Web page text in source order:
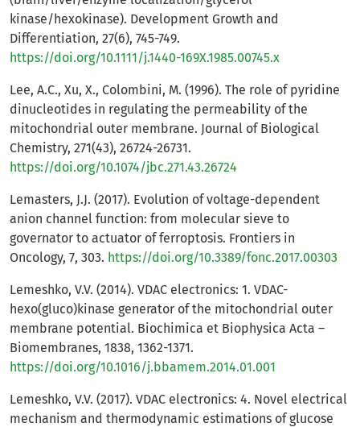
kinase/hexokinase). Development Growth and
Differentiation, 27(6), 745-749.
https://doi.org/10.1111/j.1440-169X.1985.00745.x
Lee, A.C., Xu, X., Colombini, M. (1996). The role of pyridine
dinucleotides in regulating the permeability of the
mitochondrial outer membrane. Journal of Biological
Chemistry, 271(43), 26724-26731.
https://doi.org/10.1074/jbc.271.43.26724
Lemasters, J.J. (2017). Evolution of voltage-dependent
anion channel function: from molecular sieve to
governator to actuator of ferroptosis. Frontiers in
Oncology, 7, 303. https://doi.org/10.3389/fonc.2017.00303
Lemeshko, V.V. (2014). VDAC electronics: 1. VDAC-
hexo(gluco)kinase generator of the mitochondrial outer
membrane potential. Biochimica et Biophysica Acta –
Biomembranes, 1838, 1362-1371.
https://doi.org/10.1016/j.bbamem.2014.01.001
Lemeshko, V.V. (2017). VDAC electronics: 4. Novel electrical
mechanism and thermodynamic estimations of glucose